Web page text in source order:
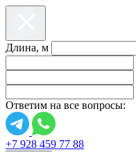
Длина, м
Ответим на все вопросы:
+7 928 459 77 88